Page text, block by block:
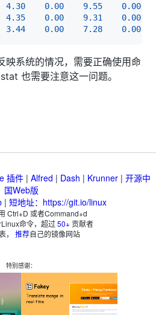
4.30 0.00 9.55
0.00
4.35 0.00 9.31
0.00
3.44 0.00 7.28 0.00
映系统的情况，需要正确使用命
也需要注意这一问题。
插件 | Alfred | Dash | Krunner | 开源中
国Web版
| 短地址：https://git.io/linux
Ctrl+D 或者Command+d
命令，超过50+贡献者
， 推荐自己的镜像网站
特别感谢：